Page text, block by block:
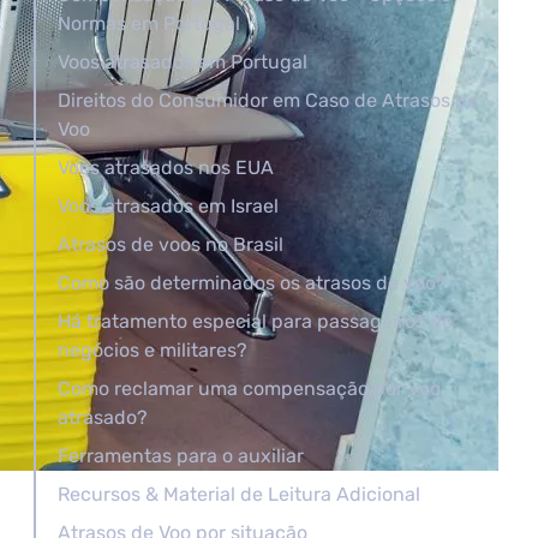
Normas em Portugal
Voos atrasados em Portugal
Direitos do Consumidor em Caso de Atrasos de
Voo
Voos atrasados nos EUA
Voos atrasados em Israel
Atrasos de voos no Brasil
Como são determinados os atrasos de voo?
Há tratamento especial para passageiros de
negócios e militares?
Como reclamar uma compensação por voo
atrasado?
Ferramentas para o auxiliar
Recursos & Material de Leitura Adicional
Atrasos de Voo por situação